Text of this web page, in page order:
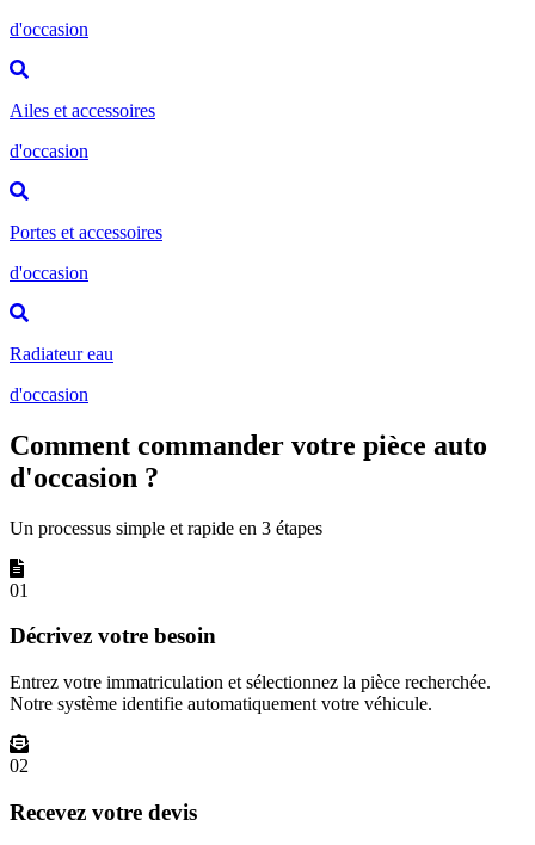
d'occasion
Ailes et accessoires
d'occasion
Portes et accessoires
d'occasion
Radiateur eau
d'occasion
Comment commander votre pièce auto
d'occasion ?
Un processus simple et rapide en 3 étapes
01
Décrivez votre besoin
Entrez votre immatriculation et sélectionnez la pièce recherchée.
Notre système identifie automatiquement votre véhicule.
02
Recevez votre devis